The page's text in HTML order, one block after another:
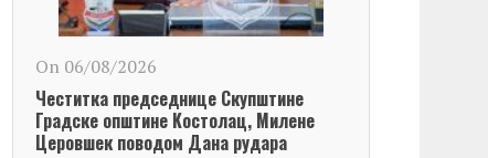
On 06/08/2026
Честитка председнице Скупштине
Градске општине Kостолац, Милене
Церовшек поводом Дана рудара